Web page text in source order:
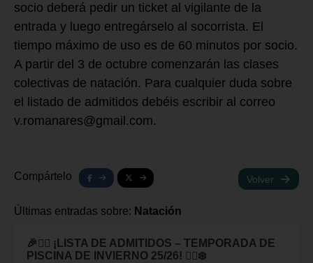
socio deberá pedir un ticket al vigilante de la
entrada y luego entregárselo al socorrista. El
tiempo máximo de uso es de 60 minutos por socio.
A partir del 3 de octubre comenzarán las clases
colectivas de natación. Para cualquier duda sobre
el listado de admitidos debéis escribir al correo
v.romanares@gmail.com.
Compártelo Volver
Últimas entradas sobre: Natación
🎉🏊‍♂️ ¡LISTA DE ADMITIDOS – TEMPORADA DE
PISCINA DE INVIERNO 25/26! 🏊‍♀️❄️